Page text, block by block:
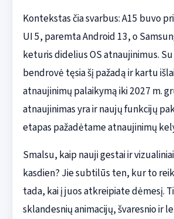
Kontekstas čia svarbus: A15 buvo
UI 5, paremta Android 13, o
keturis didelius OS atnaujinimus. Su
bendrovė tęsia šį pažadą ir kartu
atnaujinimų palaikymą iki 2027 m.
atnaujinimas yra ir naujų funkcijų
etapas pažadėtame atnaujinimų
Smalsu, kaip nauji gestai ir
kasdien? Jie subtilūs ten, kur to
tada, kai į juos atkreipiate dėmesį.
sklandesnių animacijų, švaresnio ir